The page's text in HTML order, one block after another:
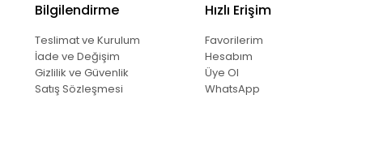
Bilgilendirme
Teslimat ve Kurulum
İade ve Değişim
Gizlilik ve Güvenlik
Satış Sözleşmesi
Hızlı Erişim
Favorilerim
Hesabım
Üye Ol
WhatsApp